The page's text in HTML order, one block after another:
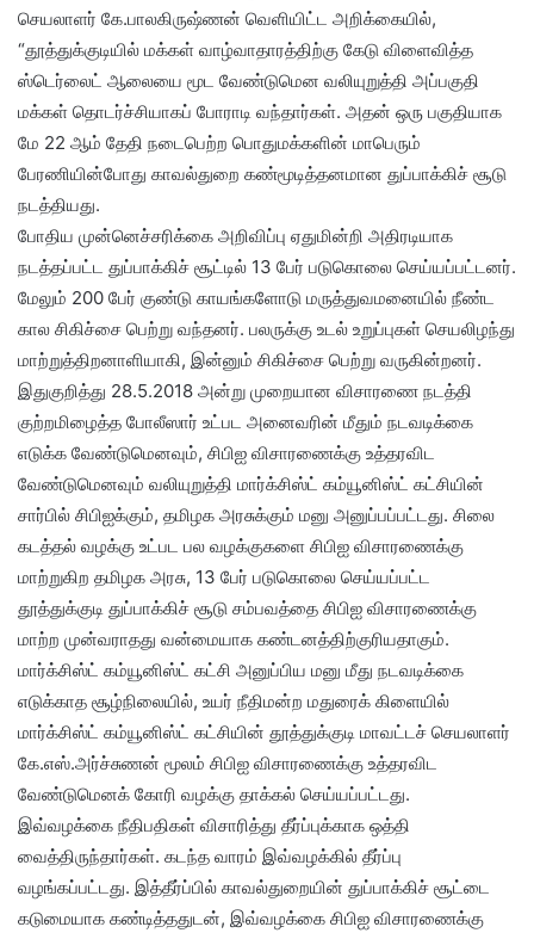
செயலாளர் கே.பாலகிருஷ்ணன் வெளியிட்ட அறிக்கையில்,
“தூத்துக்குடியில் மக்கள் வாழ்வாதாரத்திற்கு கேடு விளைவித்த
ஸ்டெர்லைட் ஆலையை மூட வேண்டுமென வலியுறுத்தி அப்பகுதி
மக்கள் தொடர்ச்சியாகப் போராடி வந்தார்கள். அதன் ஒரு பகுதியாக
மே 22 ஆம் தேதி நடைபெற்ற பொதுமக்களின் மாபெரும்
பேரணியின்போது காவல்துறை கண்மூடித்தனமான துப்பாக்கிச் சூடு
நடத்தியது.
போதிய முன்னெச்சரிக்கை அறிவிப்பு ஏதுமின்றி அதிரடியாக
நடத்தப்பட்ட துப்பாக்கிச் சூட்டில் 13 பேர் படுகொலை செய்யப்பட்டனர்.
மேலும் 200 பேர் குண்டு காயங்களோடு மருத்துவமனையில் நீண்ட
கால சிகிச்சை பெற்று வந்தனர். பலருக்கு உடல் உறுப்புகள் செயலிழந்து
மாற்றுத்திறனாளியாகி, இன்னும் சிகிச்சை பெற்று வருகின்றனர்.
இதுகுறித்து 28.5.2018 அன்று முறையான விசாரணை நடத்தி
குற்றமிழைத்த போலீஸார் உட்பட அனைவரின் மீதும் நடவடிக்கை
எடுக்க வேண்டுமெனவும், சிபிஐ விசாரணைக்கு உத்தரவிட
வேண்டுமெனவும் வலியுறுத்தி மார்க்சிஸ்ட் கம்யூனிஸ்ட் கட்சியின்
சார்பில் சிபிஐக்கும், தமிழக அரசுக்கும் மனு அனுப்பப்பட்டது. சிலை
கடத்தல் வழக்கு உட்பட பல வழக்குகளை சிபிஐ விசாரணைக்கு
மாற்றுகிற தமிழக அரசு, 13 பேர் படுகொலை செய்யப்பட்ட
தூத்துக்குடி துப்பாக்கிச் சூடு சம்பவத்தை சிபிஐ விசாரணைக்கு
மாற்ற முன்வராதது வன்மையாக கண்டனத்திற்குரியதாகும்.
மார்க்சிஸ்ட் கம்யூனிஸ்ட் கட்சி அனுப்பிய மனு மீது நடவடிக்கை
எடுக்காத சூழ்நிலையில், உயர் நீதிமன்ற மதுரைக் கிளையில்
மார்க்சிஸ்ட் கம்யூனிஸ்ட் கட்சியின் தூத்துக்குடி மாவட்டச் செயலாளர்
கே.எஸ்.அர்ச்சுணன் மூலம் சிபிஐ விசாரணைக்கு உத்தரவிட
வேண்டுமெனக் கோரி வழக்கு தாக்கல் செய்யப்பட்டது.
இவ்வழக்கை நீதிபதிகள் விசாரித்து தீர்ப்புக்காக ஒத்தி
வைத்திருந்தார்கள். கடந்த வாரம் இவ்வழக்கில் தீர்ப்பு
வழங்கப்பட்டது. இத்தீர்ப்பில் காவல்துறையின் துப்பாக்கிச் சூட்டை
கடுமையாக கண்டித்ததுடன், இவ்வழக்கை சிபிஐ விசாரணைக்கு